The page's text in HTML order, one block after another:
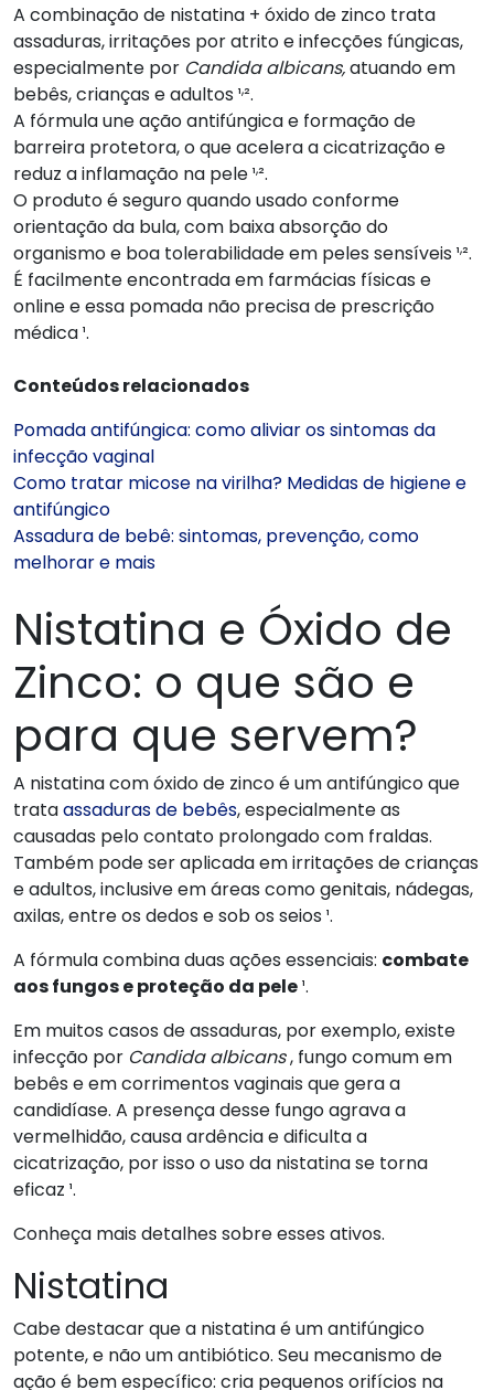
A combinação de nistatina + óxido de zinco trata
assaduras, irritações por atrito e infecções fúngicas,
especialmente por Candida albicans,atuando em
bebês, crianças e adultos ¹,².
A fórmula une ação antifúngica e formação de
barreira protetora, o que acelera a cicatrização e
reduz a inflamação na pele ¹,².
O produto é seguro quando usado conforme
orientação da bula, com baixa absorção do
organismo e boa tolerabilidade em peles sensíveis ¹,².
É facilmente encontrada em farmácias físicas e
online e essa pomada não precisa de prescrição
médica ¹.
Conteúdos relacionados
Pomada antifúngica: como aliviar os sintomas da
infecção vaginal
Como tratar micose na virilha? Medidas de higiene e
antifúngico
Assadura de bebê: sintomas, prevenção, como
melhorar e mais
Nistatina e Óxido de
Zinco: o que são e
para que servem?
A nistatina com óxido de zinco é um antifúngico que
trataassaduras de bebês, especialmente as
causadas pelo contato prolongado com fraldas.
Também pode ser aplicada em irritações de crianças
e adultos, inclusive em áreas como genitais, nádegas,
axilas, entre os dedos e sob os seios ¹.
A fórmula combina duas ações essenciais: combate
aos fungos e proteção da pele¹.
Em muitos casos de assaduras, por exemplo, existe
infecção por Candida albicans, fungo comum em
bebês e em corrimentos vaginais que gera a
candidíase. A presença desse fungo agrava a
vermelhidão, causa ardência e dificulta a
cicatrização, por isso o uso da nistatina se torna
eficaz ¹.
Conheça mais detalhes sobre esses ativos.
Nistatina
Cabe destacar que a nistatina é um antifúngico
potente, e não um antibiótico. Seu mecanismo de
ação é bem específico: cria pequenos orifícios na